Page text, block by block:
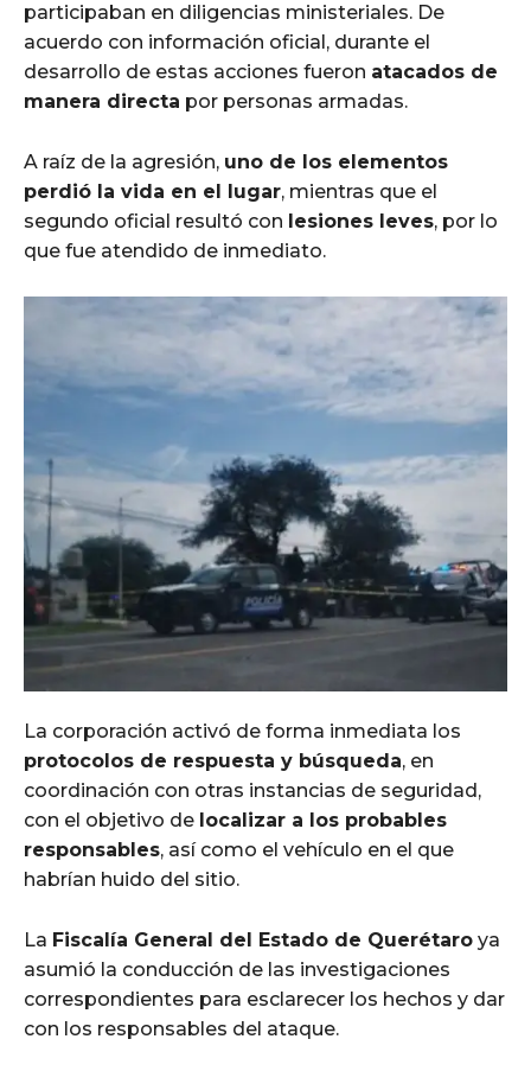
participaban en diligencias ministeriales. De
acuerdo con información oficial, durante el
desarrollo de estas acciones fueron atacados de
manera directa por personas armadas.
A raíz de la agresión, uno de los elementos
perdió la vida en el lugar, mientras que el
segundo oficial resultó con lesiones leves, por lo
que fue atendido de inmediato.
La corporación activó de forma inmediata los
protocolos de respuesta y búsqueda, en
coordinación con otras instancias de seguridad,
con el objetivo de localizar a los probables
responsables, así como el vehículo en el que
habrían huido del sitio.
La Fiscalía General del Estado de Querétaro ya
asumió la conducción de las investigaciones
correspondientes para esclarecer los hechos y dar
con los responsables del ataque.